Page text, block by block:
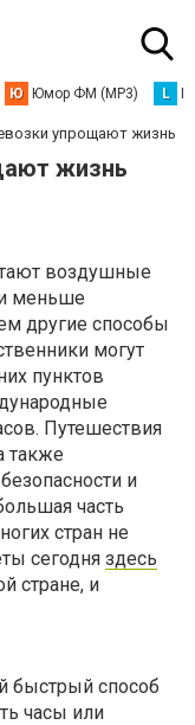
Ю Юмор ФМ (MP3) L
упрощают жизнь
жизнь
воздушные
меньше
другие способы
могут
пунктов
Путешествия
также
и
часть
стран не
сегодня здесь
стране, и
быстрый способ
часы или